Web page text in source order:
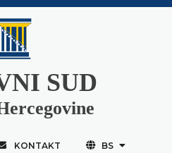
SUD
KONTAKT BS